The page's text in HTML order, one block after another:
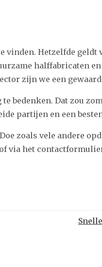
vinden. Hetzelfde
halffabricaten
zijn we een
bedenken. Dat zou
partijen en een
zoals vele andere
via het